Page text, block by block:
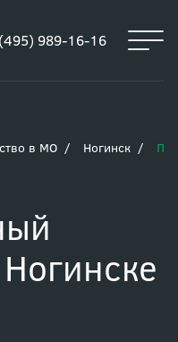
989-16-16
в МО Ногинск